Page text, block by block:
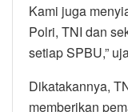
Kami juga
Polri, TNI dan
setiap SPBU,”
Dikatakannya,
memberikan